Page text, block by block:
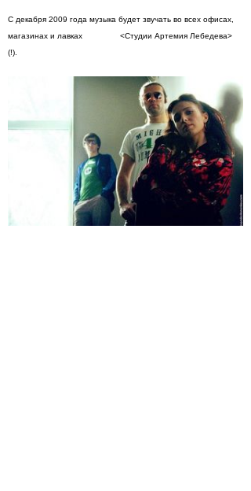
С декабря 2009 года музыка будет звучать во всех офисах,
магазинах и лавках <Студии Артемия Лебедева>
(!).